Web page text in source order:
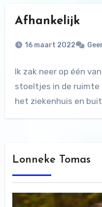
Afhankelijk
16 maart 2022
Ik zak neer op één
stoeltjes in de ruimte
het ziekenhuis en
Lonneke Tomas